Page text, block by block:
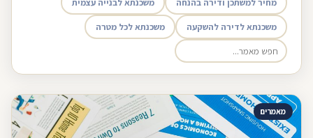
משכנתא לדירה להשקעה משכנתא לכל מטרה
מאמרים